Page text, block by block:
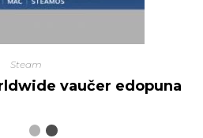
Steam
vaučer edopuna